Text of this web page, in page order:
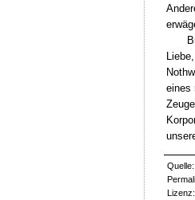
eines
Quelle:
Lizenz: